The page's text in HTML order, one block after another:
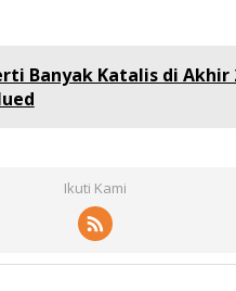
Banyak Katalis di Akhir
Ikuti Kami